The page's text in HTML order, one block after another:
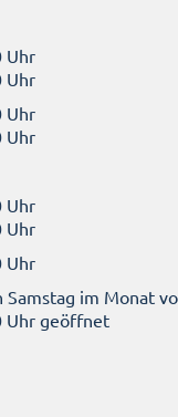
Uhr
Uhr
Uhr
Uhr
Uhr
Uhr
Uhr
Samstag im Monat
Uhr geöffnet